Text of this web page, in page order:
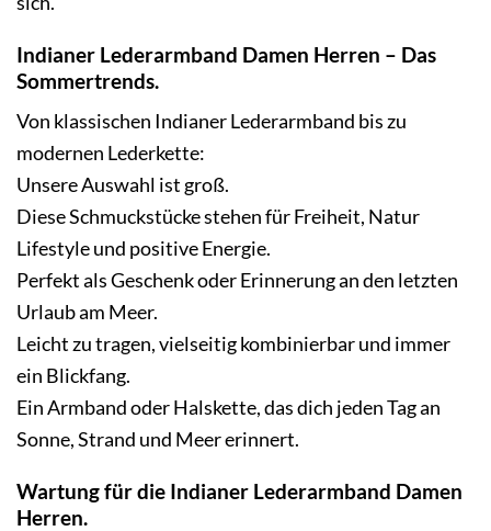
Indianer Lederarmband Damen Herren – Das
Sommertrends.
Von klassischen Indianer Lederarmband bis zu
modernen Lederkette:
Unsere Auswahl ist groß.
Diese Schmuckstücke stehen für Freiheit, Natur
Lifestyle und positive Energie.
Perfekt als Geschenk oder Erinnerung an den letzten
Urlaub am Meer.
Leicht zu tragen, vielseitig kombinierbar und immer
ein Blickfang.
Ein Armband oderHalskette, das dich jeden Tag an
Sonne, Strand und Meer erinnert.
Wartung für die Indianer Lederarmband Damen
Herren.